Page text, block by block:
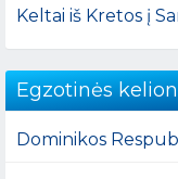
Keltai iš Kretos į
Egzotinės
Dominikos